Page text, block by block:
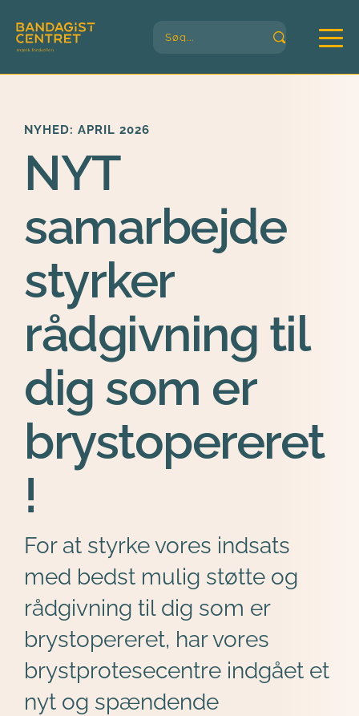
Søg...
NYHED: APRIL 2026
NYT
samarbejde
styrker
rådgivning til
dig som er
brystopereret
!
For at styrke vores indsats
med bedst mulig støtte og
rådgivning til dig som er
brystopereret, har vores
brystprotesecentre indgået et
nyt og spændende